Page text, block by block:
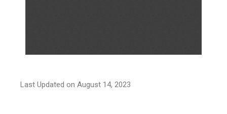
Last Updated on August 14, 2023